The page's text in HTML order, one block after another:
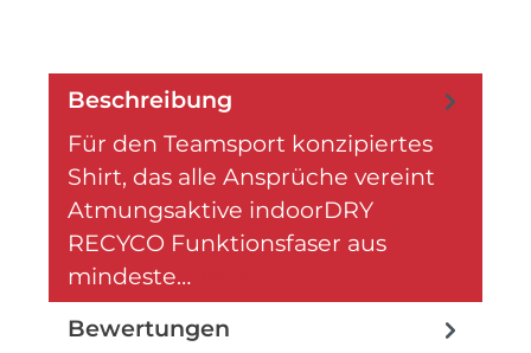
Beschreibung
Für den Teamsport konzipiertes
Shirt, das alle Ansprüche vereint
Atmungsaktive indoorDRY
RECYCO Funktionsfaser aus
mindeste…
Bewertungen